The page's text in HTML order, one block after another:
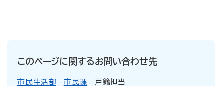
このページに関するお問い合わせ先
市民生活部 市民課 戸籍担当